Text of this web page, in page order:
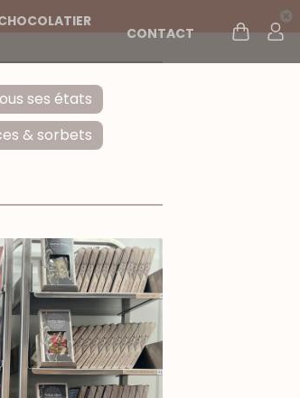
CONTACT
ses états
& sorbets